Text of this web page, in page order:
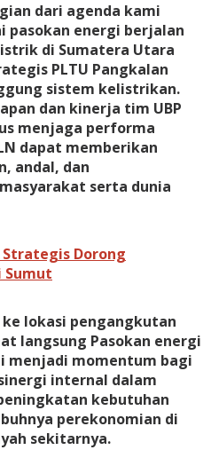
dari agenda kami
energi berjalan
di Sumatera Utara
PLTU Pangkalan
sistem kelistrikan.
dan kinerja tim UBP
menjaga performa
dapat memberikan
andal, dan
serta dunia
Dorong
Sumut
lokasi pengangkutan
langsung Pasokan energi
menjadi momentum bagi
internal dalam
kebutuhan
perekonomian di
sekitarnya.